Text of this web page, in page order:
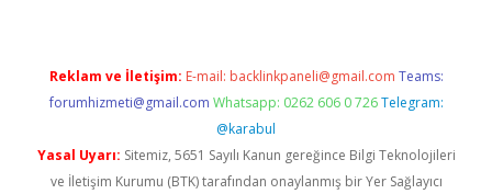
Reklam ve İletişim: E-mail: backlinkpaneli@gmail.com Teams:
forumhizmeti@gmail.com Whatsapp: 0262 606 0 726 Telegram:
@karabul
Yasal Uyarı: Sitemiz, 5651 Sayılı Kanun gereğince Bilgi Teknolojileri
ve İletişim Kurumu (BTK) tarafından onaylanmış bir Yer Sağlayıcı